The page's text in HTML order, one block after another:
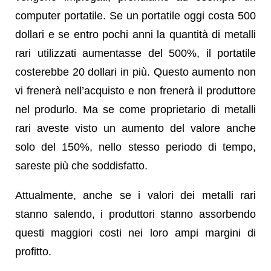
computer portatile. Se un portatile oggi costa 500
dollari e se entro pochi anni la quantità di metalli
rari utilizzati aumentasse del 500%, il portatile
costerebbe 20 dollari in più. Questo aumento non
vi frenerà nell’acquisto e non frenerà il produttore
nel produrlo. Ma se come proprietario di metalli
rari aveste visto un aumento del valore anche
solo del 150%, nello stesso periodo di tempo,
sareste più che soddisfatto.
Attualmente, anche se i valori dei metalli rari
stanno salendo, i produttori stanno assorbendo
questi maggiori costi nei loro ampi margini di
profitto.